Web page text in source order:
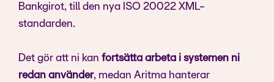
Bankgirot, till den nya ISO 20022 XML-
standarden.
Det gör att ni kan fortsätta arbeta i systemen ni
redan använder, medan Aritma hanterar